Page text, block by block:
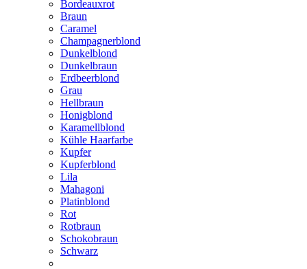
Bordeauxrot
Braun
Caramel
Champagnerblond
Dunkelblond
Dunkelbraun
Erdbeerblond
Grau
Hellbraun
Honigblond
Karamellblond
Kühle Haarfarbe
Kupfer
Kupferblond
Lila
Mahagoni
Platinblond
Rot
Rotbraun
Schokobraun
Schwarz